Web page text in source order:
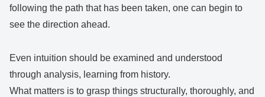
following the path that has been taken, one can begin to
see the direction ahead.
Even intuition should be examined and understood
through analysis, learning from history.
What matters is to grasp things structurally, thoroughly, and